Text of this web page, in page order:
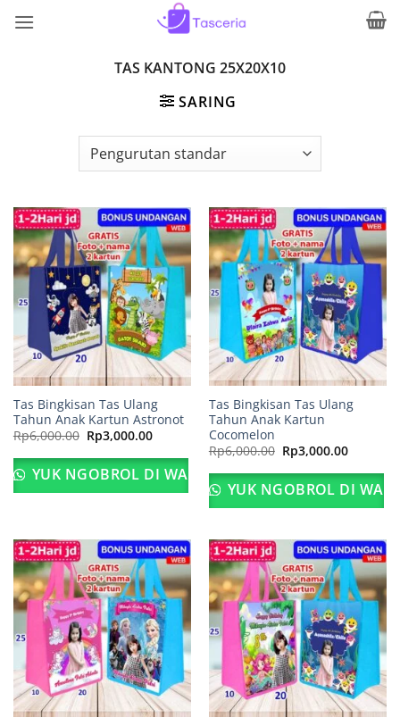
TAS KANTONG 25X20X10
SARING
Tas Bingkisan Tas Ulang
Tahun Anak Kartun Astronot
Rp6,000.00 Harga
aslinya
adalah:
Rp6,000.00.
Rp3,000.00Harga
ini
adalah:
Rp3,000.00.
YUK NGOBROL DI WA
Tas Bingkisan Tas Ulang
Tahun Anak Kartun
Cocomelon
Rp6,000.00 Harga
aslinya
adalah:
Rp6,000.00.
Rp3,000.00Harga
ini
adalah:
YUK NGOBROL DI WA